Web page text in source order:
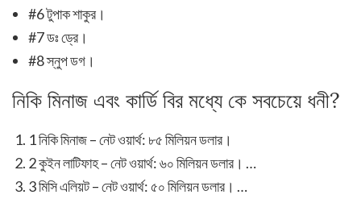
#6 টুপাক শাকুর।
#7 ডঃ ড্রে।
#8 স্নুপ ডগ।
নিকি মিনাজ এবং কার্ডি বির মধ্যে কে সবচেয়ে ধনী?
1 নিকি মিনাজ – নেট ওয়ার্থ: ৮৫ মিলিয়ন ডলার।
2 কুইন লাটিফাহ – নেট ওয়ার্থ: ৬০ মিলিয়ন ডলার। …
3 মিসি এলিয়ট – নেট ওয়ার্থ: ৫০ মিলিয়ন ডলার। …